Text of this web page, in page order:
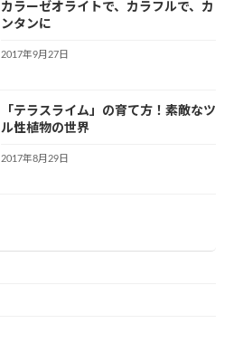
カラーゼオライトで、カラフルで、カ
ンタンに
2017年9月27日
「テラスライム」の育て方！素敵なツ
ル性植物の世界
2017年8月29日